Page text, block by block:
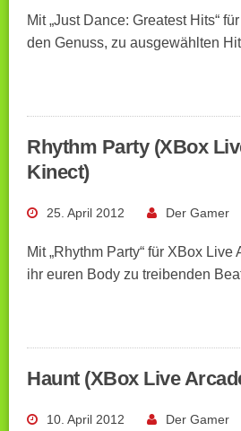
Mit „Just Dance: Greatest Hits“
den Genuss, zu ausgewählten
Rhythm Party (XBox
Kinect)
25. April 2012 Der Gamer
Mit „Rhythm Party“ für XBox
ihr euren Body zu treibenden
Haunt (XBox Live
10. April 2012 Der Gamer